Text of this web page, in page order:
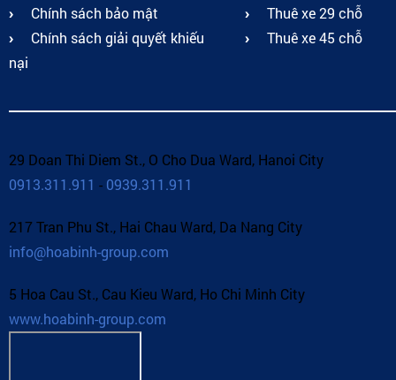
Chính sách bảo mật
Chính sách giải quyết khiếu
nại
Thuê xe 29 chỗ
Thuê xe 45 chỗ
29 Doan Thi Diem St., O Cho Dua Ward, Hanoi City
0913.311.911 - 0939.311.911
217 Tran Phu St., Hai Chau Ward, Da Nang City
info@hoabinh-group.com
5 Hoa Cau St., Cau Kieu Ward, Ho Chi Minh City
www.hoabinh-group.com